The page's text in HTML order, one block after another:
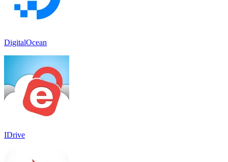
DigitalOcean
IDrive